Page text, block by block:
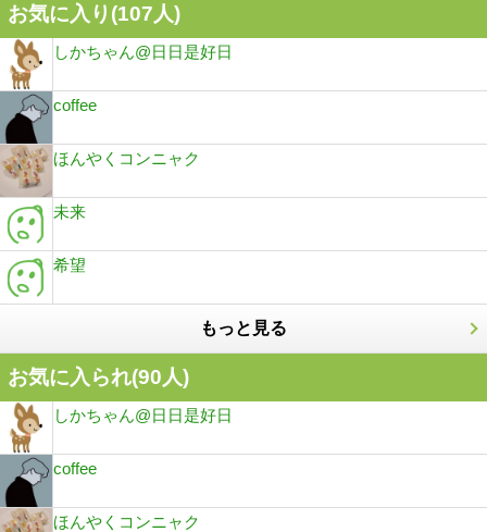
お気に入り(107人)
しかちゃん@日日是好日
coffee
ほんやくコンニャク
未来
希望
もっと見る
お気に入られ(90人)
しかちゃん@日日是好日
coffee
ほんやくコンニャク